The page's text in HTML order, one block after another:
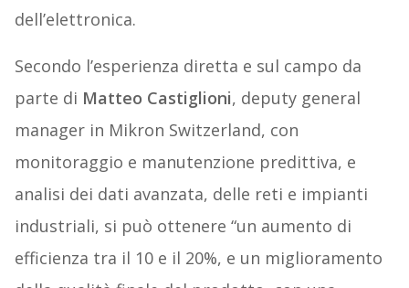
dell’elettronica.
Secondo l’esperienza diretta e sul campo da
parte di Matteo Castiglioni, deputy general
manager in Mikron Switzerland, con
monitoraggio e manutenzione predittiva, e
analisi dei dati avanzata, delle reti e impianti
industriali, si può ottenere “un aumento di
efficienza tra il 10 e il 20%, e un miglioramento